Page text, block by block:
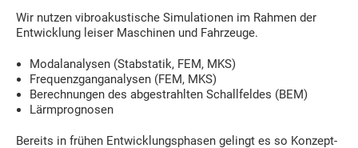
Wir nutzen vibroakustische Simulationen im Rahmen der
Entwicklung leiser Maschinen und Fahrzeuge.
Modalanalysen (Stabstatik, FEM, MKS)
Frequenzganganalysen (FEM, MKS)
Berechnungen des abgestrahlten Schallfeldes (BEM)
Lärmprognosen
Bereits in frühen Entwicklungsphasen gelingt es so Konzept-